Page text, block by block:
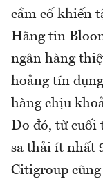
cầm cố khiến
Hãng tin
ngân hàng
hoảng tín
hàng chịu
Do đó, từ cuối
sa thải ít nhất
Citigroup